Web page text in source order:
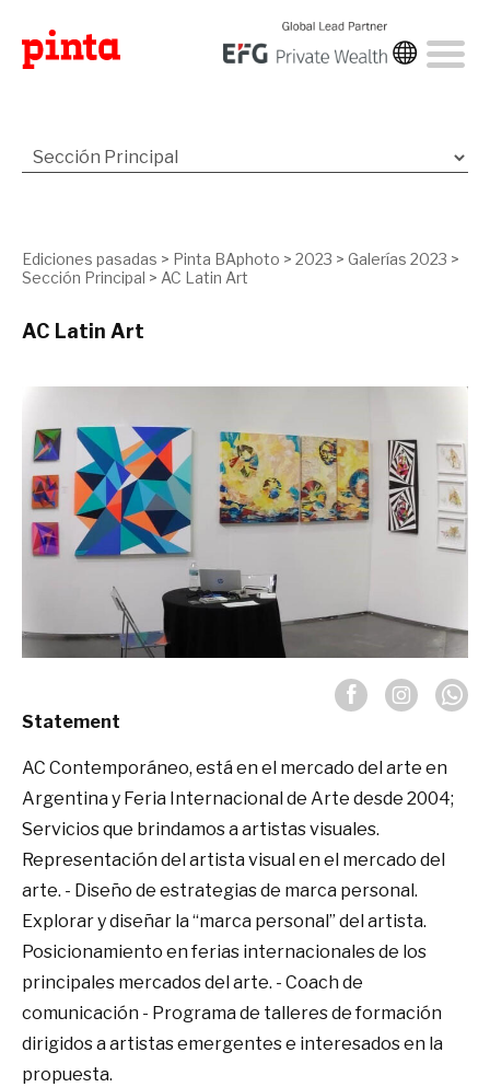
Ediciones pasadas > Pinta BAphoto > 2023 > Galerías 2023 >
Sección Principal > AC Latin Art
AC Latin Art
Statement
AC Contemporáneo, está en el mercado del arte en
Argentina y Feria Internacional de Arte desde 2004;
Servicios que brindamos a artistas visuales.
Representación del artista visual en el mercado del
arte. - Diseño de estrategias de marca personal.
Explorar y diseñar la “marca personal” del artista.
Posicionamiento en ferias internacionales de los
principales mercados del arte. - Coach de
comunicación - Programa de talleres de formación
dirigidos a artistas emergentes e interesados en la
propuesta.